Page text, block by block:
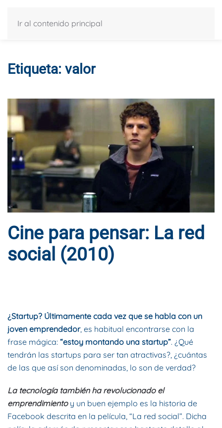
Ir al contenido principal
Etiqueta: valor
Cine para pensar: La red
social (2010)
¿Startup? Últimamente cada vez que se habla con un
joven emprendedor, es habitual encontrarse con la
frase mágica: “estoy montando una startup”. ¿Qué
tendrán las startups para ser tan atractivas?, ¿cuántas
de las que así son denominadas, lo son de verdad?
La tecnología también ha revolucionado el
emprendimiento y un buen ejemplo es la historia de
Facebook descrita en la película, “La red social”. Dicha